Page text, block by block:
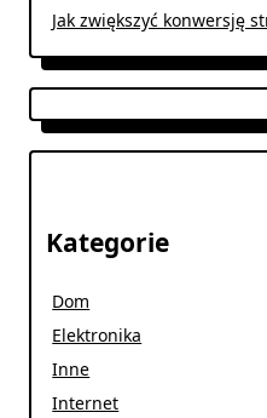
Jak zwiększyć konwersję
Kategorie
Dom
Elektronika
Inne
Internet